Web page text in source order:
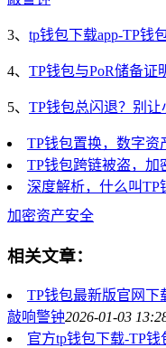
3、 tp钱包下载app-TP钱
4、 TP钱包与PoR储备证
5、 TP钱包总闪退？别
TP钱包置换，数字资
TP钱包跨链被盗，加
深度解析，什么叫TP
加密资产安全
相关文章：
TP钱包最新版官网下
敲响警钟2026-01-03
官方tp钱包下载-TP